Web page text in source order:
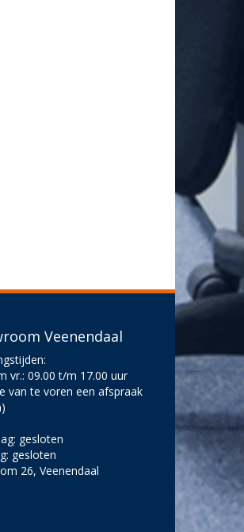
Veenendaal
vr.: 09.00 t/m 17.00 uur
van te voren een afspraak
gesloten
gesloten
26, Veenendaal